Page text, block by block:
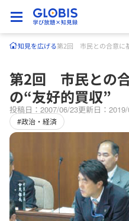
知見を広げる第2回 市民との合意に
第2回 市民との
の“友好的買収”
投稿日：2007/06/23更新日：
#政治・経済